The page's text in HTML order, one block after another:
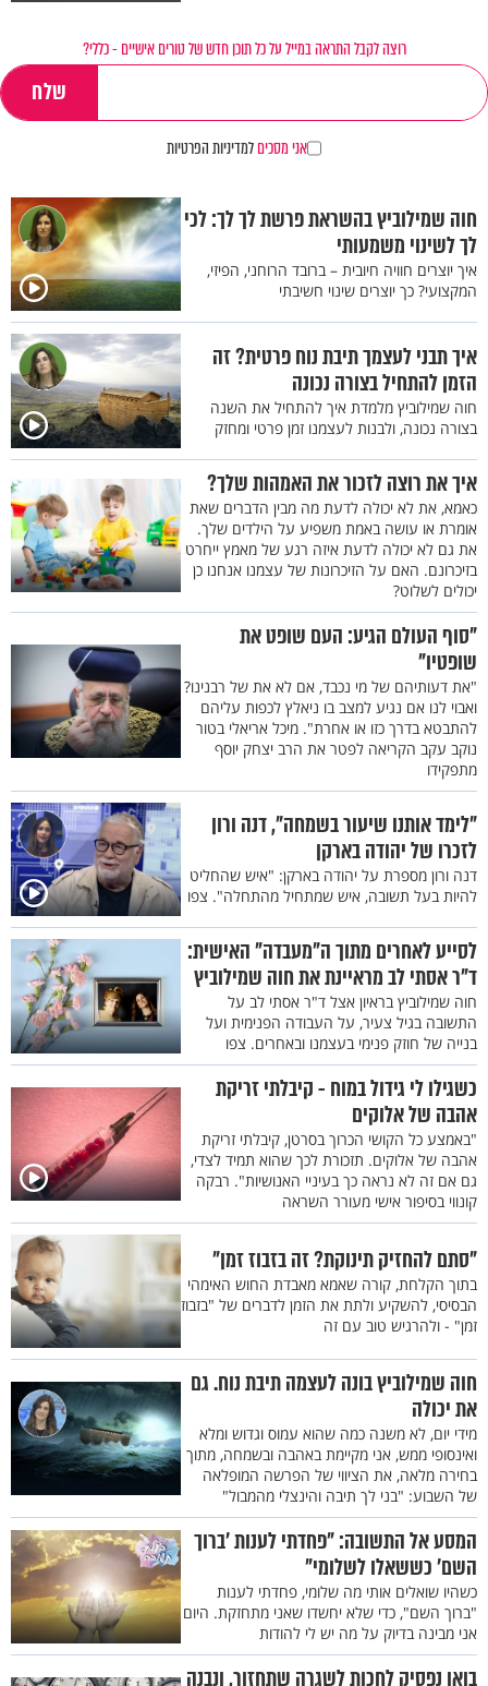
רוצה לקבל התראה במייל על כל תוכן חדש של טורים אישיים - כללי?
אני מסכיםלמדיניות הפרטיות
חוה שמילוביץ בהשראת פרשת לך לך: לכי
לך לשינוי משמעותי
איך יוצרים חוויה חיובית – ברובד הרוחני, הפיזי,
המקצועי? כך יוצרים שינוי חשיבתי
איך תבני לעצמך תיבת נוח פרטית? זה
הזמן להתחיל בצורה נכונה
חוה שמילוביץ מלמדת איך להתחיל את השנה
בצורה נכונה, ולבנות לעצמנו זמן פרטי ומחזק
איך את רוצה לזכור את האמהות שלך?
כאמא, את לא יכולה לדעת מה מבין הדברים שאת
אומרת או עושה באמת משפיע על הילדים שלך.
את גם לא יכולה לדעת איזה רגע של מאמץ ייחרט
בזיכרונם. האם על הזיכרונות של עצמנו אנחנו כן
יכולים לשלוט?
"סוף העולם הגיע: העם שופט את
שופטיו"
"את דעותיהם של מי נכבד, אם לא את של רבנינו?
ואבוי לנו אם נגיע למצב בו ניאלץ לכפות עליהם
להתבטא בדרך כזו או אחרת". מיכל אריאלי בטור
נוקב עקב הקריאה לפטר את הרב יצחק יוסף
מתפקידו
"לימד אותנו שיעור בשמחה", דנה ורון
לזכרו של יהודה בארקן
דנה ורון מספרת על יהודה בארקן: "איש שהחליט
להיות בעל תשובה, איש שמתחיל מהתחלה". צפו
לסייע לאחרים מתוך ה"מעבדה" האישית:
ד"ר אסתי לב מראיינת את חוה שמילוביץ
חוה שמילוביץ בראיון אצל ד"ר אסתי לב על
התשובה בגיל צעיר, על העבודה הפנימית ועל
בנייה של חוזק פנימי בעצמנו ובאחרים. צפו
כשגילו לי גידול במוח - קיבלתי זריקת
אהבה של אלוקים
"באמצע כל הקושי הכרוך בסרטן, קיבלתי זריקת
אהבה של אלוקים. תזכורת לכך שהוא תמיד לצדי,
גם אם זה לא נראה כך בעיניי האנושיות". רבקה
קונווי בסיפור אישי מעורר השראה
"סתם להחזיק תינוקת? זה בזבוז זמן"
בתוך הקלחת, קורה שאמא מאבדת החוש האימהי
הבסיסי, להשקיע ולתת את הזמן לדברים של "בזבוז
זמן" - ולהרגיש טוב עם זה
חוה שמילוביץ בונה לעצמה תיבת נוח. גם
את יכולה
מידי יום, לא משנה כמה שהוא עמוס וגדוש ומלא
ואינסופי ממש, אני מקיימת באהבה ובשמחה, מתוך
בחירה מלאה, את הציווי של הפרשה המופלאה
של השבוע: "בני לך תיבה והינצלי מהמבול"
המסע אל התשובה: "פחדתי לענות ’ברוך
השם’ כששאלו לשלומי"
כשהיו שואלים אותי מה שלומי, פחדתי לענות
"ברוך השם", כדי שלא יחשדו שאני מתחזקת. היום
אני מבינה בדיוק על מה יש לי להודות
בואו נפסיק לחכות לשגרה שתחזור, ונבנה